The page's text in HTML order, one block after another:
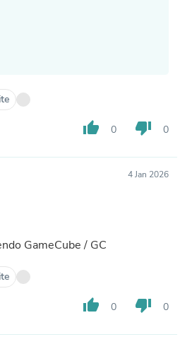
thumb_up 0 thumb_down 0
4 Jan 2026
GameCube / GC
thumb_up 0 thumb_down 0